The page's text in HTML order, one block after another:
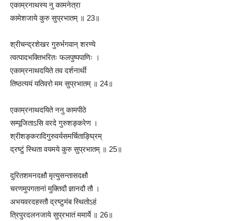
एकाम्रनाथस्य नु कामनेत्रा
कामेशजाये कुरु सुप्रभातम् ॥ 23॥
श्रीचन्द्रशेखर गुरुर्भगवान् शरण्ये
त्वत्पादभक्तिभरितः फलपुष्पपाणिः ।
एकाम्रनाथदयिते तव दर्शनार्थी
तिष्ठत्ययं यतिवरो मम सुप्रभातम् ॥ 24॥
एकाम्रनाथदयिते ननु कामपीठे
सम्पूजिताऽसि वरदे गुरुशङ्करेण ।
श्रीशङ्करादिगुरुवर्यसमर्चिताङ्घ्रिम्
द्रष्टुं स्थिता वयमये कुरु सुप्रभातम् ॥ 25॥
दुरितशमनदक्षौ मृत्युसन्तासदक्षौ
चरणमुपगतानां मुक्तिदौ ज्ञानदौ तौ ।
अभयवरदहस्तौ द्रष्टुमंब स्थितोऽहं
त्रिपुरदलनजाये सुप्रभातं ममार्ये ॥ 26॥